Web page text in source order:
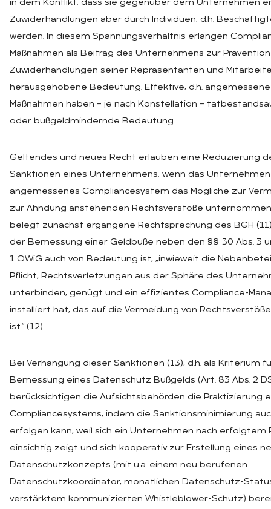
in dem Konflikt, dass sie gegenüber dem Unternehmen
Zuwiderhandlungen aber durch Individuen, d.h.
werden. In diesem Spannungsverhältnis erlangen
Maßnahmen als Beitrag des Unternehmens zur
Zuwiderhandlungen seiner Repräsentanten und
herausgehobene Bedeutung. Effektive, d.h.
Maßnahmen haben – je nach Konstellation –
oder bußgeldmindernde Bedeutung.
Geltendes und neues Recht erlauben eine Reduzierung
Sanktionen eines Unternehmens, wenn das
angemessenes Compliancesystem das Mögliche zur
zur Ahndung anstehenden Rechtsverstöße
belegt zunächst ergangene Rechtsprechung des BGH
der Bemessung einer Geldbuße neben den §§ 30 Abs. 3
1 OWiG auch von Bedeutung ist, „inwieweit die
Pflicht, Rechtsverletzungen aus der Sphäre des
unterbinden, genügt und ein effizientes Compliance-
installiert hat, das auf die Vermeidung von
ist.“ (12)
Bei Verhängung dieser Sanktionen (13), d.h. als Kriterium
Bemessung eines Datenschutz Bußgelds (Art. 83 Abs. 2
berücksichtigen die Aufsichtsbehörden die Praktizierung
Compliancesystems, indem die Sanktionsminimierung
erfolgen kann, weil sich ein Unternehmen nach erfolgtem
einsichtig zeigt und sich kooperativ zur Erstellung eines
Datenschutzkonzepts (mit u.a. einem neu berufenen
Datenschutzkoordinator, monatlichen Datenschutz-
verstärktem kommunizierten Whistleblower-Schutz)